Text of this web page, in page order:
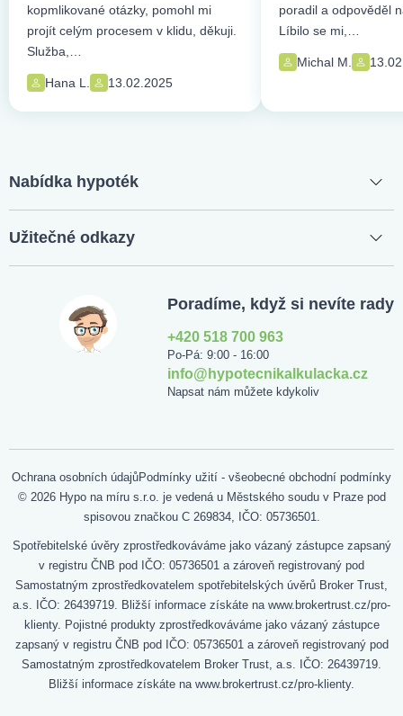
kopmlikované otázky, pomohl mi
projít celým procesem v klidu, děkuji.
Služba,…
Hana L. 13.02.2025
poradil a odpověděl
Líbilo se mi,…
Michal M.
Nabídka hypoték
Užitečné odkazy
Poradíme, když si nevíte rady
+420 518 700 963
Po-Pá: 9:00 - 16:00
info@hypotecnikalkulacka.cz
Napsat nám můžete kdykoliv
Ochrana osobních údajůPodmínky užití - všeobecné obchodní podmínky
© 2026 Hypo na míru s.r.o. je vedená u Městského soudu v Praze pod
spisovou značkou C 269834, IČO: 05736501.
Spotřebitelské úvěry zprostředkováváme jako vázaný zástupce zapsaný
v registru ČNB pod IČO: 05736501 a zároveň registrovaný pod
Samostatným zprostředkovatelem spotřebitelských úvěrů Broker Trust,
a.s. IČO: 26439719. Bližší informace získáte na www.brokertrust.cz/pro-
klienty. Pojistné produkty zprostředkováváme jako vázaný zástupce
zapsaný v registru ČNB pod IČO: 05736501 a zároveň registrovaný pod
Samostatným zprostředkovatelem Broker Trust, a.s. IČO: 26439719.
Bližší informace získáte na www.brokertrust.cz/pro-klienty.